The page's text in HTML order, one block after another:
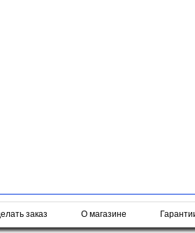
заказ О магазине